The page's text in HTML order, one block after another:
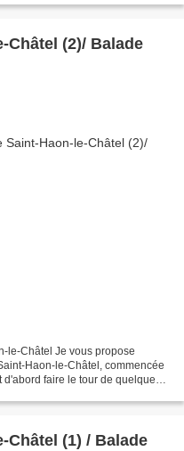
Châtel (2)/ Balade
le-Châtel Je vous propose
Haon-le-Châtel, commencée
faire le tour de quelques
Châtel (1) / Balade